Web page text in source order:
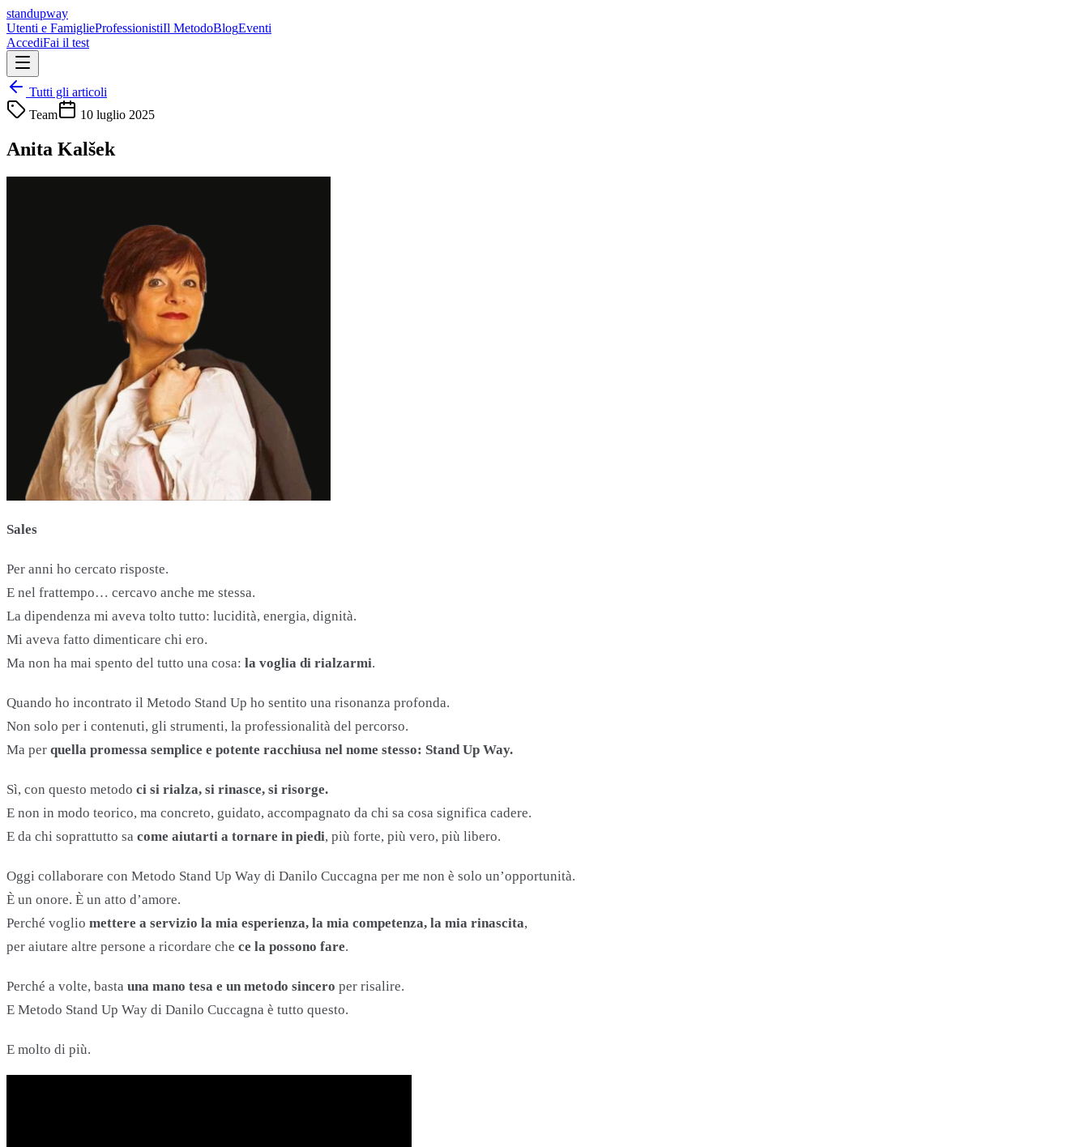
standupway
Utenti e FamiglieProfessionistiIl MetodoBlogEventi
AccediFai il test
Tutti gli articoli
Team
10 luglio 2025
Anita Kalšek
Sales
Per anni ho cercato risposte.
E nel frattempo… cercavo anche me stessa.
La dipendenza mi aveva tolto tutto: lucidità, energia, dignità.
Mi aveva fatto dimenticare chi ero.
Ma non ha mai spento del tutto una cosa: la voglia di rialzarmi.
Quando ho incontrato il Metodo Stand Up ho sentito una risonanza profonda.
Non solo per i contenuti, gli strumenti, la professionalità del percorso.
Ma per quella promessa semplice e potente racchiusa nel nome stesso: Stand Up Way.
Sì, con questo metodo ci si rialza, si rinasce, si risorge.
E non in modo teorico, ma concreto, guidato, accompagnato da chi sa cosa significa cadere.
E da chi soprattutto sa come aiutarti a tornare in piedi, più forte, più vero, più libero.
Oggi collaborare con Metodo Stand Up Way di Danilo Cuccagna per me non è solo un’opportunità.
È un onore. È un atto d’amore.
Perché voglio mettere a servizio la mia esperienza, la mia competenza, la mia rinascita,
per aiutare altre persone a ricordare che ce la possono fare.
Perché a volte, basta una mano tesa e un metodo sincero per risalire.
E Metodo Stand Up Way di Danilo Cuccagna è tutto questo.
E molto di più.